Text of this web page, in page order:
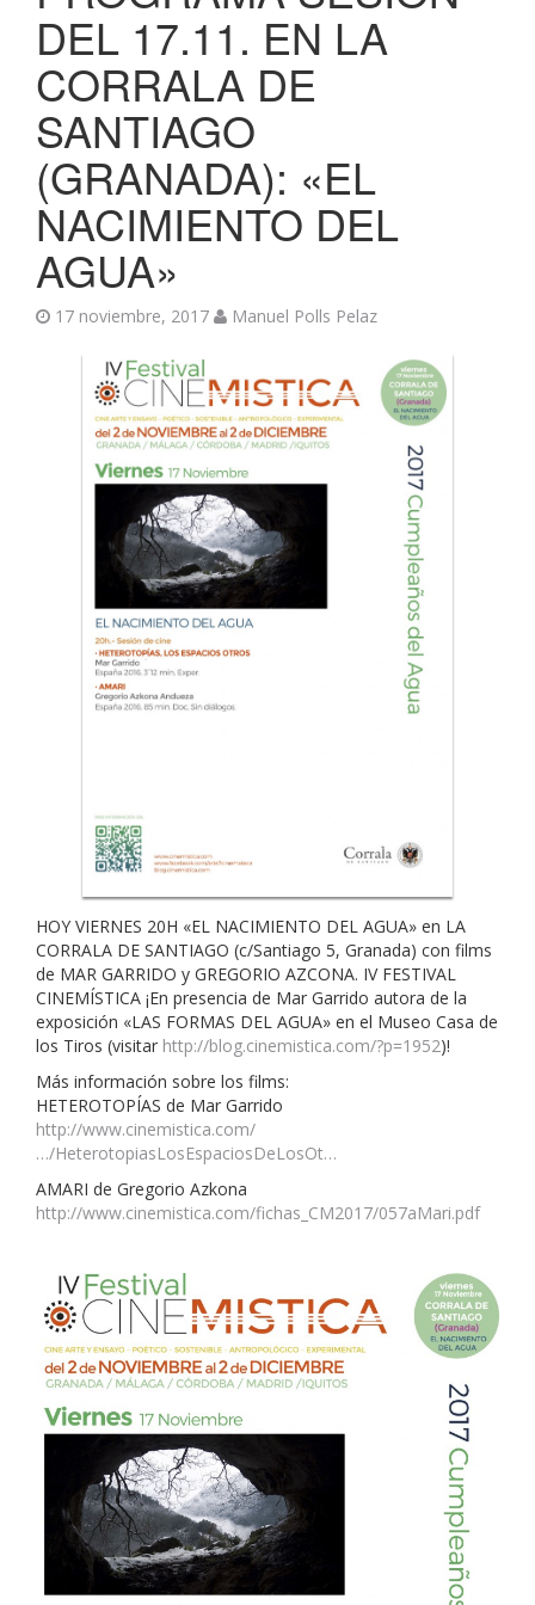
DEL 17.11. EN LA
CORRALA DE
SANTIAGO
(GRANADA): «EL
NACIMIENTO DEL
AGUA»
17 noviembre, 2017 Manuel Polls Pelaz
HOY VIERNES 20H «EL NACIMIENTO DEL AGUA» en LA
CORRALA DE SANTIAGO (c/Santiago 5, Granada) con films
de MAR GARRIDO y GREGORIO AZCONA. IV FESTIVAL
CINEMÍSTICA ¡En presencia de Mar Garrido autora de la
exposición «LAS FORMAS DEL AGUA» en el Museo Casa de
los Tiros (visitar http://blog.cinemistica.com/?p=1952)!
Más información sobre los films:
HETEROTOPÍAS de Mar Garrido
http://www.cinemistica.com/
…/HeterotopiasLosEspaciosDeLosOt…
AMARI de Gregorio Azkona
http://www.cinemistica.com/fichas_CM2017/057aMari.pdf